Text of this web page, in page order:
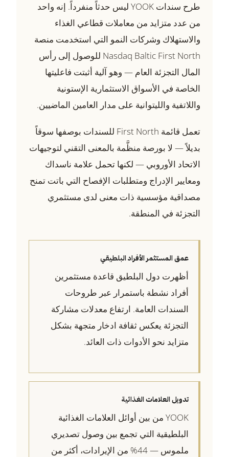
طرح سندات YOOK ليس حدثاً منفرداً. إنه واحد
من عدد متزايد من معاملات قطاعي الغذاء
والاستهلاك وشركات النمو التي استخدمت منصة
Nasdaq Baltic First North للوصول إلى رأس
المال التجزئة العام — وهو آلية أثبتت فاعليتها
الخاصة في الأسواق الاستثمارية الإستونية
واللاتفية والليتوانية على مدار العامين الماضيين.
تعمل قائمة First North للسندات بوصفها سوقاً
بديلاً — لا بورصة منظَّمة بالمعنى التقني لتوجيهات
الاتحاد الأوروبي — لكنها تحمل علامة ناسداك
ومعايير الإدراج ومتطلبات الإفصاح التي باتت تمنح
مصداقية مؤسسية ذات معنى لدى مستثمري
التجزئة في المنطقة.
عمق المستثمر الأفراد البلطيقي
أظهرت دول البلطيق قاعدة مستثمرين
أفراد نشطة باستمرار عبر طروحات
السندات العامة. ارتفاع معدلات مشاركة
التجزئة يعكس ثقافة ادخار متجهة بشكل
متزايد نحو الأدوات ذات العائد.
تدويل العلامات الغذائية
YOOK من بين أوائل العلامات الغذائية
البلطيقية التي تجمع بين وصول تصديري
ملموس — 44% من الإيرادات، أكثر من